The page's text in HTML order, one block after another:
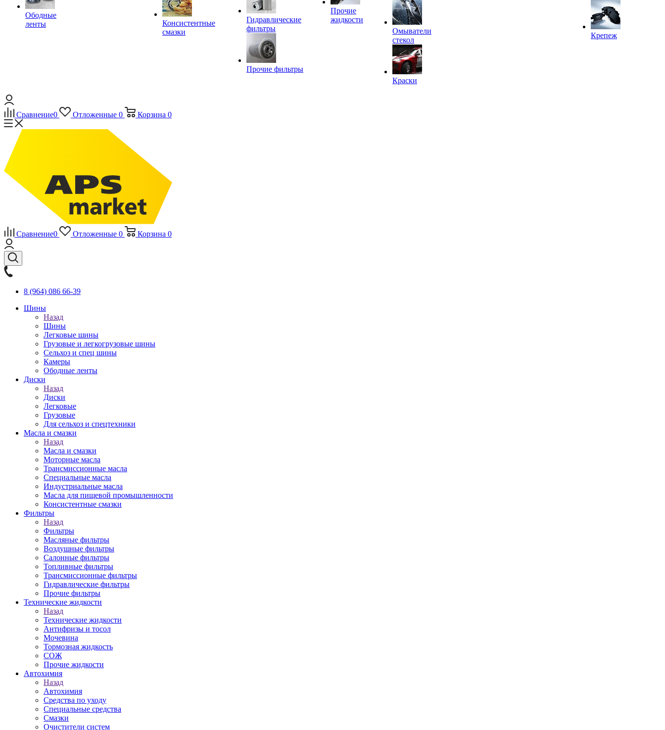
Ободные
ленты
Консистентные
смазки
Гидравлические
фильтры
Прочие фильтры
Прочие
жидкости
Омыватели
стекол
Краски
Крепеж
Сравнение0 Отложенные 0 Корзина 0
Сравнение0 Отложенные 0 Корзина 0
8 (964) 086 66-39
Шины
Назад
Шины
Легковые шины
Грузовые и легкогрузовые шины
Сельхоз и спец шины
Камеры
Ободные ленты
Диски
Назад
Диски
Легковые
Грузовые
Для сельхоз и спецтехники
Масла и смазки
Назад
Масла и смазки
Моторные масла
Трансмиссионные масла
Специальные масла
Индустриальные масла
Масла для пищевой промышленности
Консистентные смазки
Фильтры
Назад
Фильтры
Масляные фильтры
Воздушные фильтры
Салонные фильтры
Топливные фильтры
Трансмиссионные фильтры
Гидравлические фильтры
Прочие фильтры
Технические жидкости
Назад
Технические жидкости
Антифризы и тосол
Мочевина
Тормозная жидкость
СОЖ
Прочие жидкости
Автохимия
Назад
Автохимия
Средства по уходу
Специальные средства
Смазки
Очистители систем